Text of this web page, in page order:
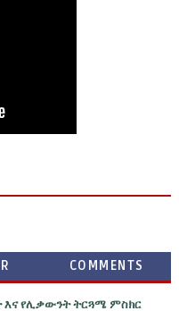
COMMENTS
የሊቃውንት ትርጓሜ ምስክር